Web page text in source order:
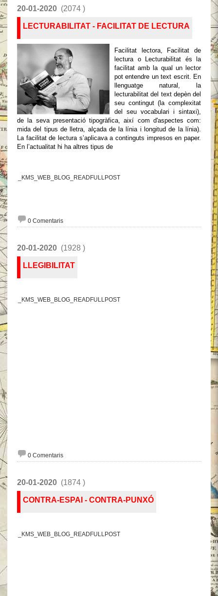
20-01-2020 (2074 )
LECTURABILITAT - FACILITAT DE LECTURA
Facilitat lectora, Facilitat de
lectura o Lecturabilitat és la
facilitat amb la qual un lector
pot entendre un text escrit. En
llenguatge natural, la
lecturabilitat del text depèn del
seu contingut (la complexitat
del seu vocabulari i sintaxi),
de la seva presentació tipogràfica, així com d'aspectes com:
mida del tipus de lletra, alçada de la línia i longitud de la línia).
La facilitat de lectura s’aplicava a continguts impresos en paper.
En l’actualitat hi ha altres tipus de
_KMS_WEB_BLOG_READFULLPOST
0 Comentaris
20-01-2020 (1928 )
LLEGIBILITAT
_KMS_WEB_BLOG_READFULLPOST
0 Comentaris
20-01-2020 (1874 )
CONTRA-ESPAI - CONTRA-PUNXÓ
_KMS_WEB_BLOG_READFULLPOST